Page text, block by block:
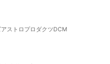
アストロプロダクツDCM